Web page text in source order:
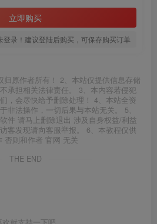
立即购买
登录！建议登陆后购买，可保存购买订单
归原作者所有！ 2、本站仅提供信息存储
承担相关法律责任。 3、本内容若侵犯
，会尽快给予删除处理！ 4、本站全资
非法操作，一切后果与本站无关。 5、
件 请马上删除退出 涉及自身权益/利益
客发现请向客服举报。 6、本教程仅供
否则和作者 官网 无关
THE END